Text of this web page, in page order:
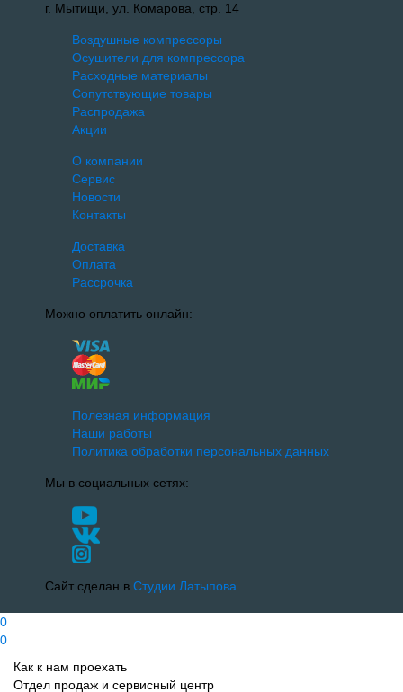
г. Мытищи, ул. Комарова, стр. 14
Воздушные компрессоры
Осушители для компрессора
Расходные материалы
Сопутствующие товары
Распродажа
Акции
О компании
Сервис
Новости
Контакты
Доставка
Оплата
Рассрочка
Можно оплатить онлайн:
Полезная информация
Наши работы
Политика обработки персональных данных
Мы в социальных сетях:
Сайт сделан в Студии Латыпова
0
0
Как к нам проехать
Отдел продаж и сервисный центр